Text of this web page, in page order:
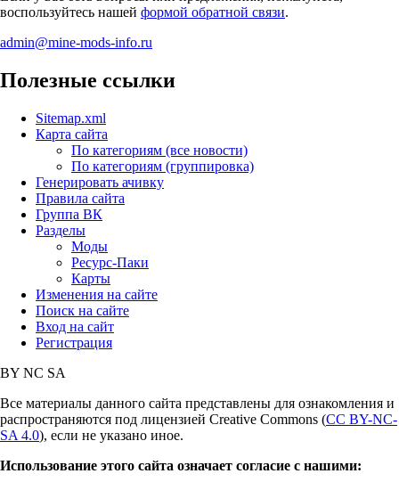
воспользуйтесь нашей формой обратной связи.
admin@mine-mods-info.ru
Полезные ссылки
Sitemap.xml
Карта сайта
По категориям (все новости)
По категориям (группировка)
Генерировать ачивку
Правила сайта
Группа ВК
Разделы
Моды
Ресурс-Паки
Карты
Изменения на сайте
Поиск на сайте
Вход на сайт
Регистрация
BY NC SA
Все материалы данного сайта представлены для ознакомления и
распространяются под лицензией Creative Commons (CC BY-NC-
SA 4.0), если не указано иное.
Использование этого сайта означает согласие с нашими: